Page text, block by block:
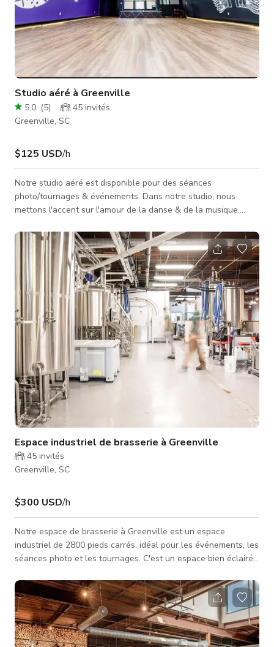
Studio aéré à Greenville
5.0 (5) 45 invités
Greenville, SC
$125 USD/h
Notre studio aéré est disponible pour des séances
photo/tournages & événements. Dans notre studio, nous
mettons l'accent sur l'amour de la danse & de la musique.
s'exprimer par le mouvement tout en améliorant sa santé.
Veuillez nous contacter directement pour plus d'informations.
Espace industriel de brasserie à Greenville
45 invités
Greenville, SC
$300 USD/h
Notre espace de brasserie à Greenville est un espace
industriel de 2800 pieds carrés, idéal pour les événements, les
séances photo et les tournages. C'est un espace bien éclairé
plan peut être utilisé pour la photographie fixe. Il est
disponible pour tous types d'activités : séances photo et
tournages. Veuillez nous contacter directement pour plus
d'informations